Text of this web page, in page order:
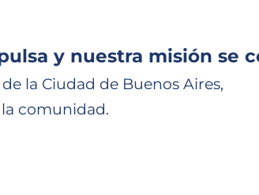
y nuestra misión se
la Ciudad de Buenos Aires,
la comunidad.